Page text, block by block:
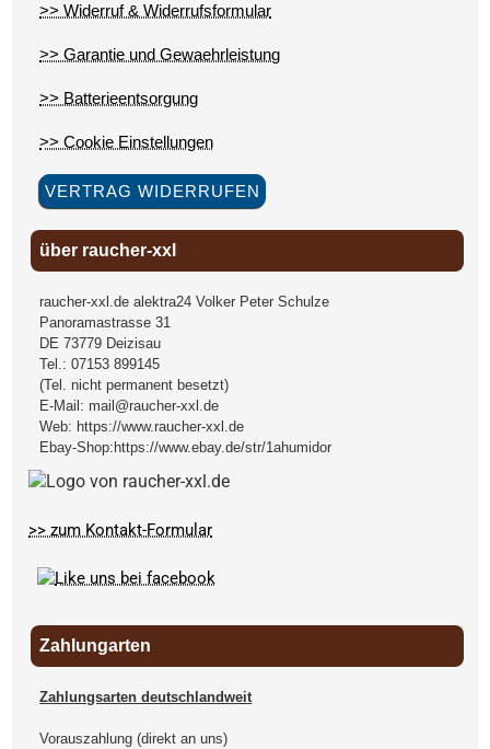
>> Widerruf & Widerrufsformular
>> Garantie und Gewaehrleistung
>> Batterieentsorgung
>> Cookie Einstellungen
VERTRAG WIDERRUFEN
über raucher-xxl
raucher-xxl.de alektra24 Volker Peter Schulze
Panoramastrasse 31
DE 73779 Deizisau
Tel.:07153 899145
(Tel. nicht permanent besetzt)
E-Mail: mail@raucher-xxl.de
Web: https://www.raucher-xxl.de
Ebay-Shop: https://www.ebay.de/str/1ahumidor
>> zum Kontakt-Formular
Zahlungarten
Zahlungsarten deutschlandweit
Vorauszahlung (direkt an uns)